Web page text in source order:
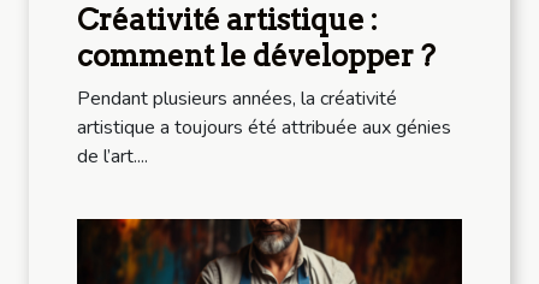
Créativité artistique :
comment le développer ?
Pendant plusieurs années, la créativité
artistique a toujours été attribuée aux génies
de l’art....